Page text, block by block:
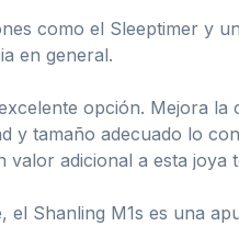
como el Sleeptimer y
en general.
opción. Mejora la
y tamaño adecuado lo
adicional a esta joya
Shanling M1s es una